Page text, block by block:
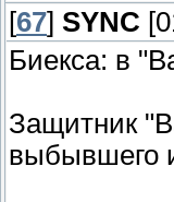
[67] SYNC
Биекса: в
Защитник
выбывшего